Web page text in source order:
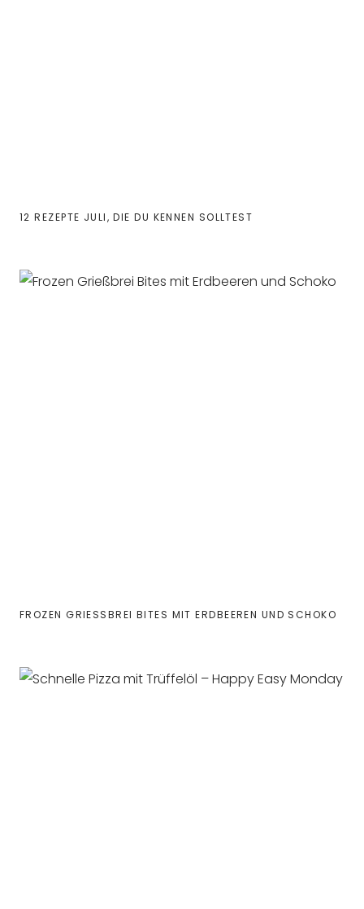
12 REZEPTE JULI, DIE DU KENNEN SOLLTEST
FROZEN GRIESSBREI BITES MIT ERDBEEREN UND SCHOKO